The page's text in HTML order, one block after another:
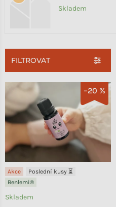
Skladem
FILTROVAT
Výpis produktů
–20 %
Akce
Poslední kusy ⏳
Benlemi®
Skladem